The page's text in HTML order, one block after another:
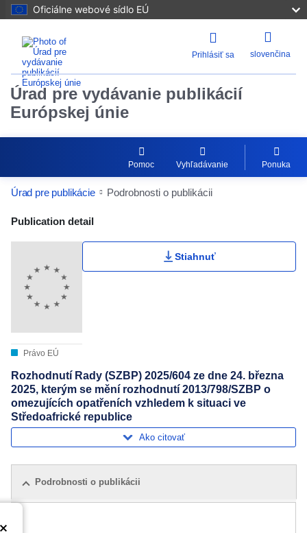
Oficiálne webové sídlo EÚ
Prihlásiť sa slovenčina
Úrad pre vydávanie publikácií
Európskej únie
Pomoc Vyhľadávanie Ponuka
Úrad pre publikácie Podrobnosti o publikácii
Publication Detail Actions Portlet
Publication detail
Právo EÚ
Stiahnuť
Rozhodnutí Rady (SZBP) 2025/604 ze dne 24. března
2025, kterým se mění rozhodnutí 2013/798/SZBP o
omezujících opatřeních vzhledem k situaci ve
Středoafrické republice
Ako citovať
Podrobnosti o publikácii